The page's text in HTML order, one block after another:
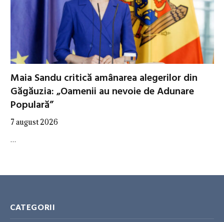
Maia Sandu critică amânarea alegerilor din
Găgăuzia: „Oamenii au nevoie de Adunare
Populară”
7 august 2026
…
CATEGORII